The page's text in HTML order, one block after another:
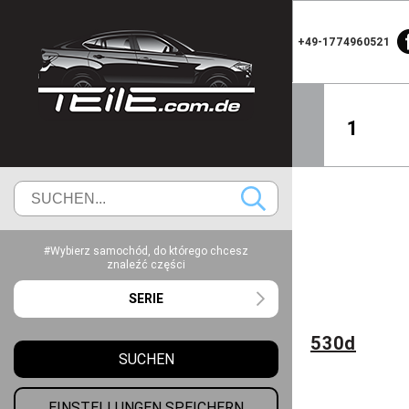
+49-1774960521
1
#Wybierz samochód, do którego chcesz
znaleźć części
SERIE
SUCHEN
530d